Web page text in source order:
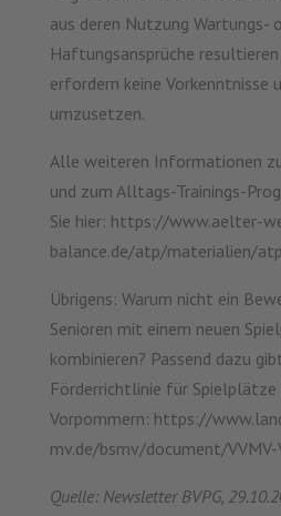
aus deren Nutzung Wartungs-
Haftungsansprüche
erfordern keine Vorkenntnisse
umzusetzen.
Alle weiteren Informationen
und zum Alltags-Trainings-
Sie hier: https://www.aelter-
balance.de/atp/materialien/
Übrigens: Warum nicht ein
Senioren mit einem neuen
kombinieren? Passend dazu
Förderrichtlinie für Spielplätze
Vorpommern: https://
mv.de/bsmv/document/
Quelle: Newsletter BVPG,